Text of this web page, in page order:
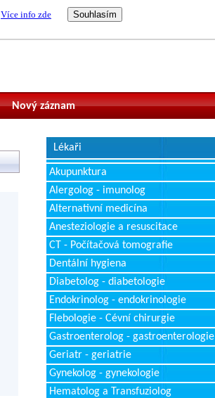
Více info zde
Nový záznam
Lékaři
Akupunktura
Alergolog - imunolog
Alternativní medicína
Anesteziologie a resuscitace
CT - Počítačová tomografie
Dentální hygiena
Diabetolog - diabetologie
Endokrinolog - endokrinologie
Flebologie - Cévní chirurgie
Gastroenterolog - gastroenterologie
Geriatr - geriatrie
Gynekolog - gynekologie
Hematolog a Transfuziolog